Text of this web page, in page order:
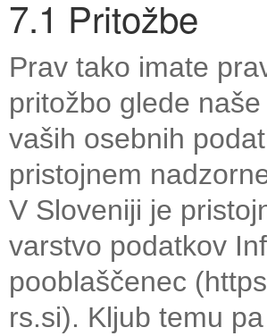
7.1 Pritožbe
Prav tako imate
pritožbo glede
vaših osebnih
pristojnem
V Sloveniji je
varstvo podatkov
pooblaščenec
rs.si). Kljub temu